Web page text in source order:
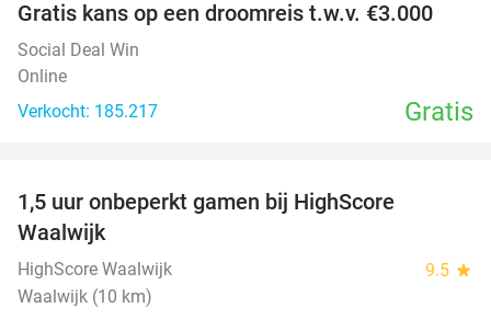
Gratis kans op een droomreis t.w.v. €3.000
Social Deal Win
Online
Verkocht: 185.217
Gratis
1,5 uur onbeperkt gamen bij HighScore
Waalwijk
HighScore Waalwijk 9.5 star
Waalwijk (10 km)